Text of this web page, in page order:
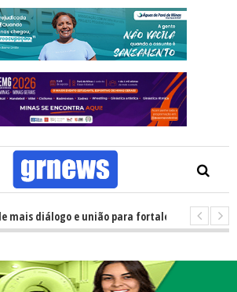
diálogo e união para fortalecer Minas e Pará